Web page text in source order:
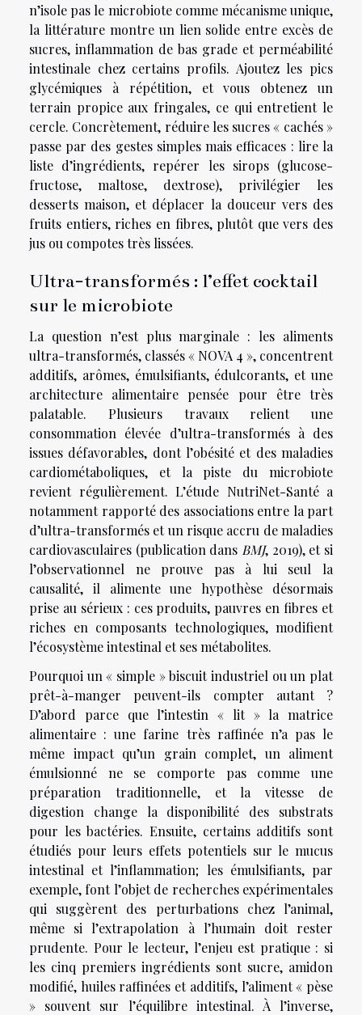
n’isole pas le microbiote comme mécanisme unique,
la littérature montre un lien solide entre excès de
sucres, inflammation de bas grade et perméabilité
intestinale chez certains profils. Ajoutez les pics
glycémiques à répétition, et vous obtenez un
terrain propice aux fringales, ce qui entretient le
cercle. Concrètement, réduire les sucres « cachés »
passe par des gestes simples mais efficaces : lire la
liste d’ingrédients, repérer les sirops (glucose-
fructose, maltose, dextrose), privilégier les
desserts maison, et déplacer la douceur vers des
fruits entiers, riches en fibres, plutôt que vers des
jus ou compotes très lissées.
Ultra-transformés : l’effet cocktail
sur le microbiote
La question n’est plus marginale : les aliments
ultra-transformés, classés « NOVA 4 », concentrent
additifs, arômes, émulsifiants, édulcorants, et une
architecture alimentaire pensée pour être très
palatable. Plusieurs travaux relient une
consommation élevée d’ultra-transformés à des
issues défavorables, dont l’obésité et des maladies
cardiométaboliques, et la piste du microbiote
revient régulièrement. L’étude NutriNet-Santé a
notamment rapporté des associations entre la part
d’ultra-transformés et un risque accru de maladies
cardiovasculaires (publication dans BMJ, 2019), et si
l’observationnel ne prouve pas à lui seul la
causalité, il alimente une hypothèse désormais
prise au sérieux : ces produits, pauvres en fibres et
riches en composants technologiques, modifient
l’écosystème intestinal et ses métabolites.
Pourquoi un « simple » biscuit industriel ou un plat
prêt-à-manger peuvent-ils compter autant ?
D’abord parce que l’intestin « lit » la matrice
alimentaire : une farine très raffinée n’a pas le
même impact qu’un grain complet, un aliment
émulsionné ne se comporte pas comme une
préparation traditionnelle, et la vitesse de
digestion change la disponibilité des substrats
pour les bactéries. Ensuite, certains additifs sont
étudiés pour leurs effets potentiels sur le mucus
intestinal et l’inflammation; les émulsifiants, par
exemple, font l’objet de recherches expérimentales
qui suggèrent des perturbations chez l’animal,
même si l’extrapolation à l’humain doit rester
prudente. Pour le lecteur, l’enjeu est pratique : si
les cinq premiers ingrédients sont sucre, amidon
modifié, huiles raffinées et additifs, l’aliment « pèse
» souvent sur l’équilibre intestinal. À l’inverse,